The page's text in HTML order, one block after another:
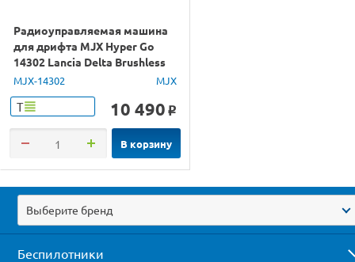
Радиоуправляемая машина
для дрифта MJX Hyper Go
14302 Lancia Delta Brushless
4WD 2.4G LED 1/14 RTR
MJX-14302 MJX
Т 10 490 o
В корзину
Выберите бренд
Беспилотники